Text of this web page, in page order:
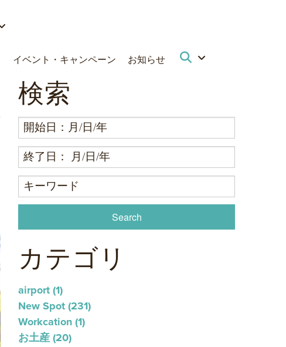
イベント・キャンペーン お知らせ
検索
カテゴリ
airport(1)
New Spot(231)
Workcation(1)
お土産(20)